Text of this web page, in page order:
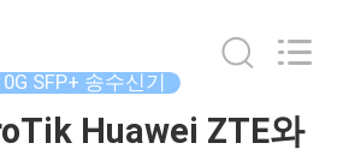
SFP+ 송수신기
Huawei ZTE와